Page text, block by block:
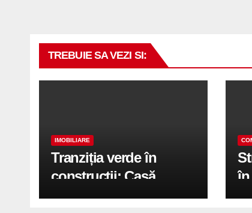
TREBUIE SA VEZI SI:
IMOBILIARE
Tranziția verde în
construcții: Casă
modernă cu structură
în